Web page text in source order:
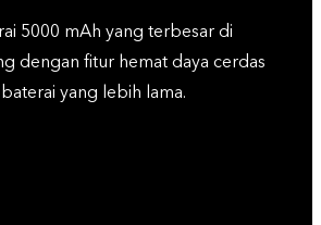
5000 mAh yang terbesar di
dengan fitur hemat daya cerdas
yang lebih lama.